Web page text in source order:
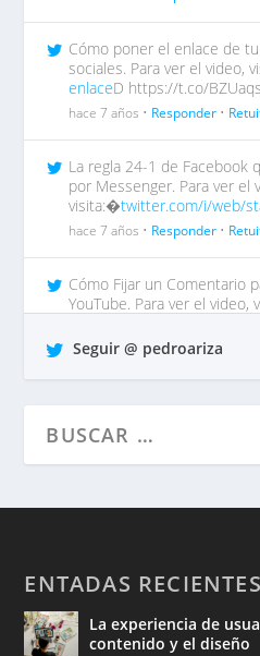
Cómo poner el enlace de
sociales. Para ver el video,
enlaceD https://t.co/
hace 7 años • Responder •
La regla 24-1 de Facebook
por Messenger. Para ver el
visita:�twitter.com/i/web/
hace 7 años • Responder •
Cómo Fijar un Comentario
YouTube. Para ver el video,
hace 7 años •Responder•
Seguir @ pedroariza
ENTADAS RECIENTES
La experiencia de
contenido y el diseño